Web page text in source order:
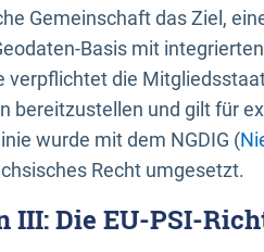
Gemeinschaft das Ziel,
Basis mit
verpflichtet die
bereitzustellen und gilt für
wurde mit dem NGDIG (
Recht umgesetzt.
III: Die EU-PSI-